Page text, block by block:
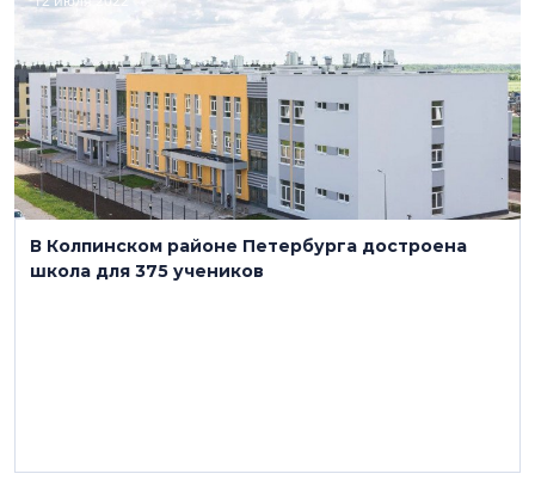
В Колпинском районе Петербурга достроена
школа для 375 учеников